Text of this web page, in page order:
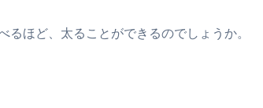
ほど、太ることができるのでしょうか。